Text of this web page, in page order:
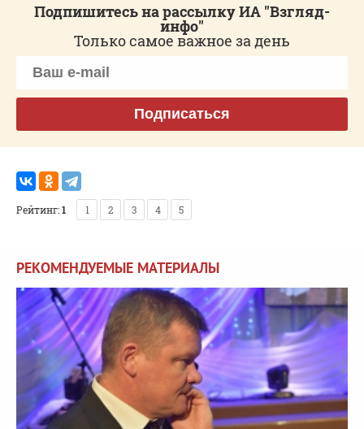
Подпишитесь на рассылку ИА "Взгляд-
инфо"
Только самое важное за день
Подписаться
Рейтинг:1 1 2 3 4 5
РЕКОМЕНДУЕМЫЕ МАТЕРИАЛЫ